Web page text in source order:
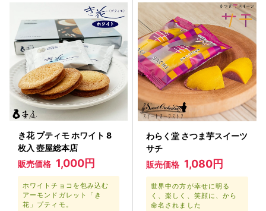
き花 プティモ ホワイト 8
枚入 壺屋総本店
販売価格 1,000円
ホワイトチョコを包み込む
アーモンドガレット「き
花」プティモ。
わらく堂 さつま芋スイーツ
サチ
販売価格 1,080円
世界中の方が幸せに明る
く、楽しく、笑顔に、から
命名されました